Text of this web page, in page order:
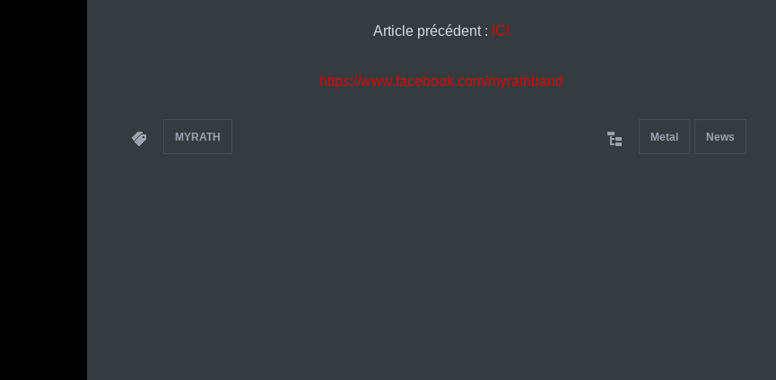
Article précédent : ICI
https://www.facebook.com/myrathband
MYRATH Metal News